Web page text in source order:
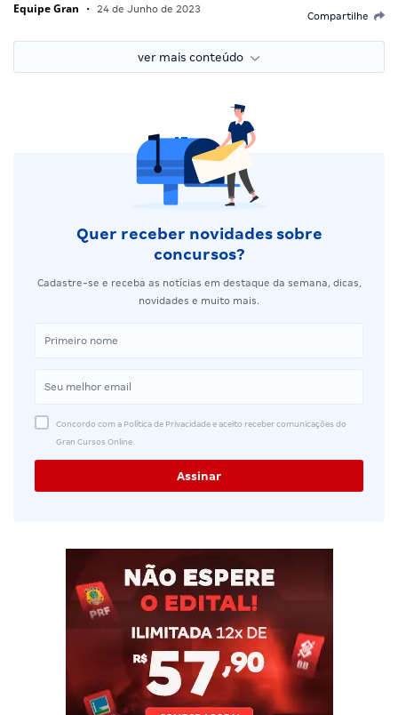
Equipe Gran • 24 de Junho de 2023
Compartilhe
ver mais conteúdo
Quer receber novidades sobre
concursos?
Cadastre-se e receba as notícias em destaque da semana, dicas,
novidades e muito mais.
Concordo com a Política de Privacidade e aceito receber comunicações do
Gran Cursos Online.